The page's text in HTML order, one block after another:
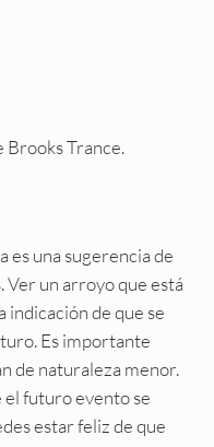
Brooks Trance.
es una sugerencia de
Ver un arroyo que está
indicación de que se
Es importante
de naturaleza menor.
futuro evento se
estar feliz de que